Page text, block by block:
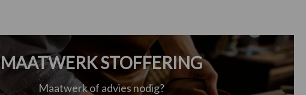
MAATWERK STOFFERING
Maatwerk of advies nodig?